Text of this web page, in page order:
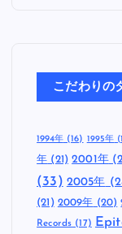
こだわりの
1994年(16) 1995年
年 (21) 2001年
(33) 2005年
(21) 2009年 (20)
Records (17)